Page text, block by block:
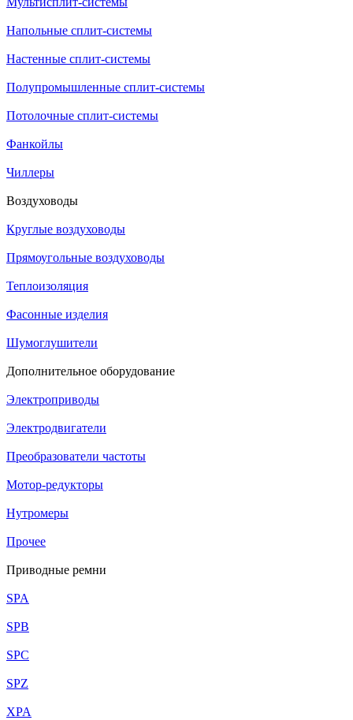
Напольные сплит-системы
Настенные сплит-системы
Полупромышленные сплит-системы
Потолочные сплит-системы
Фанкойлы
Чиллеры
Воздуховоды
Круглые воздуховоды
Прямоугольные воздуховоды
Теплоизоляция
Фасонные изделия
Шумоглушители
Дополнительное оборудование
Электроприводы
Электродвигатели
Преобразователи частоты
Мотор-редукторы
Нутромеры
Прочее
Приводные ремни
SPA
SPB
SPC
SPZ
XPA